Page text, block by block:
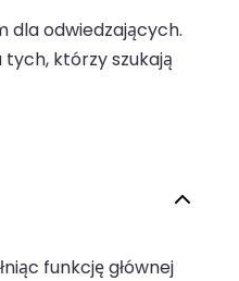
dla odwiedzających.
którzy szukają
funkcję głównej